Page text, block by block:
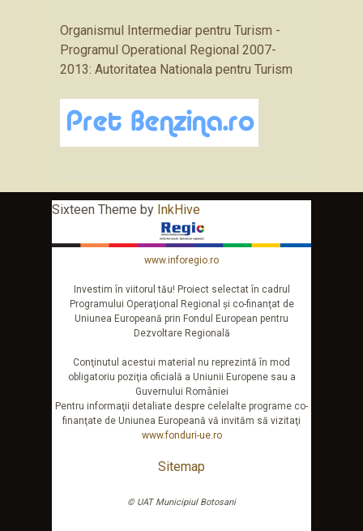
Organismul Intermediar pentru Turism -
Programul Operational Regional 2007-
2013: Autoritatea Nationala pentru Turism
Sixteen Theme by InkHive
www.inforegio.ro
Investim în viitorul tău! Proiect selectat în cadrul
Programului Operaţional Regional şi co-finanţat de
Uniunea Europeană prin Fondul European pentru
Dezvoltare Regională
Conţinutul acestui material nu reprezintă în mod
obligatoriu poziţia oficială a Uniunii Europene sau a
Guvernului României
Pentru informaţii detaliate despre celelalte programe co-
finanţate de Uniunea Europeană vă invităm să vizitaţi
www.fonduri-ue.ro
Sitemap
© UAT Municipiul Botosani